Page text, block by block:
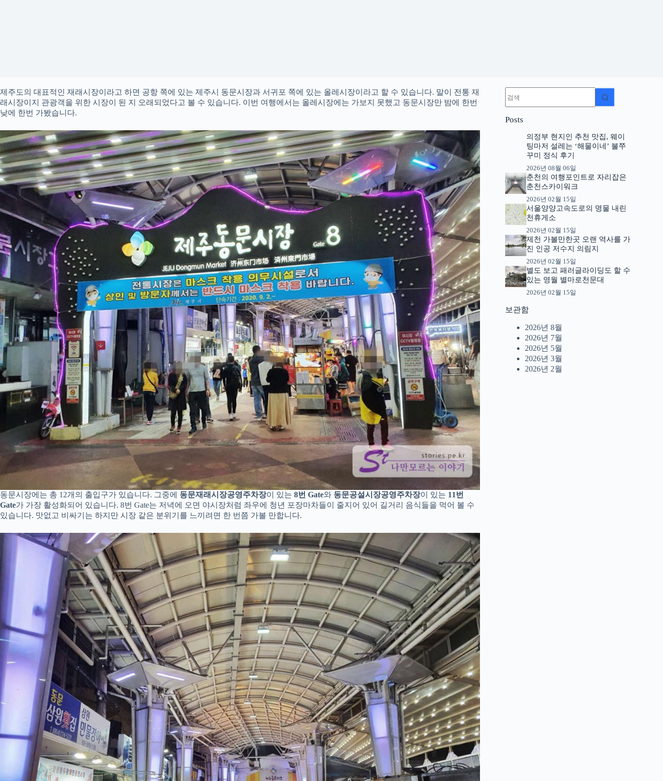
제주도의 대표적인 재래시장이라고 하면 공항 쪽에 있는 제주시 동문시장과 서귀포 쪽에 있는 올레시장이라고 할 수 있습니다. 말이 전통 재
래시장이지 관광객을 위한 시장이 된 지 오래되었다고 볼 수 있습니다. 이번 여행에서는 올레시장에는 가보지 못했고 동문시장만 밤에 한번
낮에 한번 가봤습니다.
동문시장에는 총 12개의 출입구가 있습니다. 그중에 동문재래시장공영주차장이 있는 8번 Gate와 동문공설시장공영주차장이 있는 11번
Gate가 가장 활성화되어 있습니다. 8번 Gate는 저녁에 오면 야시장처럼 좌우에 청년 포장마차들이 줄지어 있어 길거리 음식들을 먹어 볼 수
있습니다. 맛없고 비싸기는 하지만 시장 같은 분위기를 느끼려면 한 번쯤 가볼 만합니다.
과
음
Posts
의정부 현지인 추천 맛집, 웨이
팅마저 설레는 ‘해물이네’ 불쭈
꾸미 정식 후기
2026년 08월 06일
춘천의 여행포인트로 자리잡은
춘천스카이워크
2026년 02월 15일
서울양양고속도로의 명물 내린
천휴게소
2026년 02월 15일
제천 가볼만한곳 오랜 역사를 가
진 인공 저수지 의림지
2026년 02월 15일
별도 보고 패러글라이딩도 할 수
있는 영월 별마로천문대
2026년 02월 15일
보관함
2026년 8월
2026년 7월
2026년 5월
2026년 3월
2026년 2월